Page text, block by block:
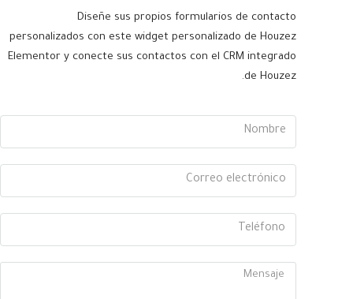
Diseñe sus propios formularios de contacto
personalizados con este widget personalizado de Houzez
Elementor y conecte sus contactos con el CRM integrado
de Houzez.